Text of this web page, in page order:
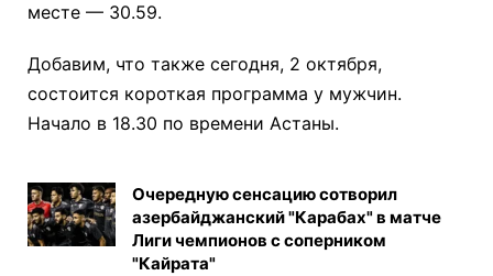
месте — 30.59.
Добавим, что также сегодня, 2 октября,
состоится короткая программа у мужчин.
Начало в 18.30 по времени Астаны.
Очередную сенсацию сотворил
азербайджанский "Карабах" в матче
Лиги чемпионов с соперником
"Кайрата"